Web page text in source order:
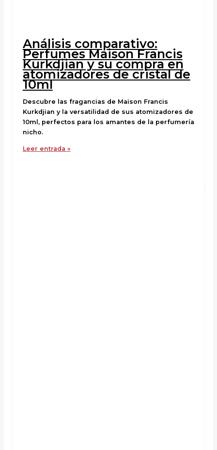
Análisis comparativo:
Perfumes Maison Francis
Kurkdjian y su compra en
atomizadores de cristal de
10ml
Descubre las fragancias de Maison Francis
Kurkdjian y la versatilidad de sus atomizadores de
10ml, perfectos para los amantes de la perfumería
nicho.
Leer entrada »